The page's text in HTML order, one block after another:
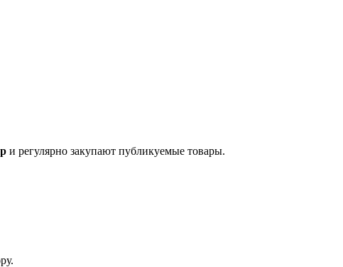
и регулярно закупают публикуемые товары.